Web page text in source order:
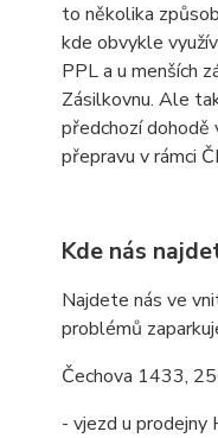
to několika
kde obvykle
PPL a u menších
Zásilkovnu. Ale
předchozí dohodě
přepravu v rámci
Kde nás
Najdete nás ve
problémů
Čechova 1433,
- vjezd u prodejny